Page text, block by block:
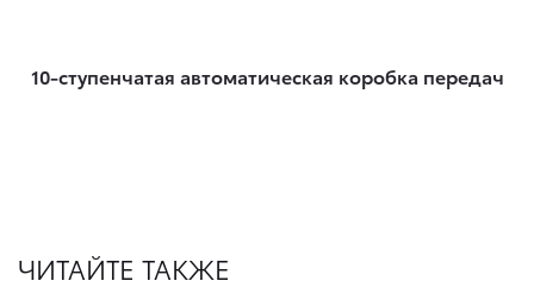
10-ступенчатая автоматическая коробка передач
ЧИТАЙТЕ ТАКЖЕ